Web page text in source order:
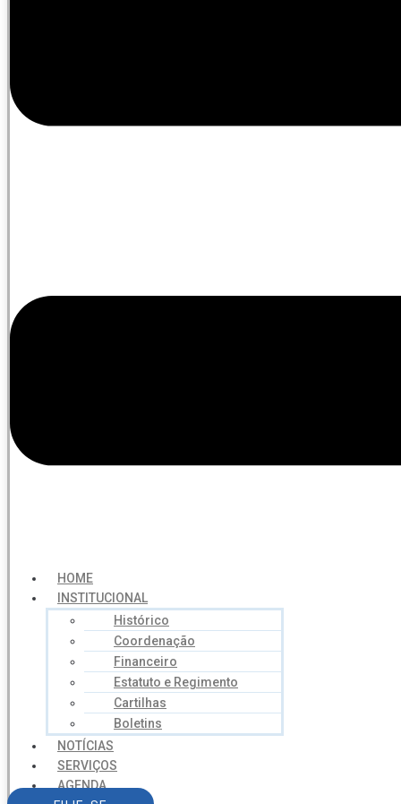
HOME
INSTITUCIONAL
Histórico
Coordenação
Financeiro
Estatuto e Regimento
Cartilhas
Boletins
NOTÍCIAS
SERVIÇOS
AGENDA